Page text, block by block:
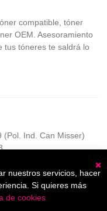
compatible, tóner
OEM. Asesoramiento
tus tóneres te saldrá lo
(Pol. Ind. Can Misser)
nuestros servicios, hacer
Si quieres más
de cookies